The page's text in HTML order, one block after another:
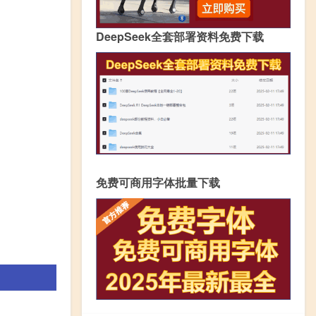
DeepSeek全套部署资料免费下载
免费可商用字体批量下载